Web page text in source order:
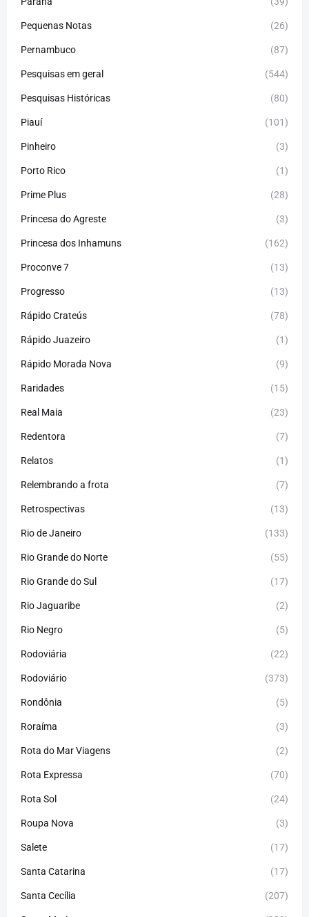
Pequenas Notas (26)
Pernambuco (87)
Pesquisas em geral (544)
Pesquisas Históricas (80)
Piauí (101)
Pinheiro (3)
Porto Rico (1)
Prime Plus (28)
Princesa do Agreste (3)
Princesa dos Inhamuns (162)
Proconve 7 (13)
Progresso (13)
Rápido Crateús (78)
Rápido Juazeiro (1)
Rápido Morada Nova (9)
Raridades (15)
Real Maia (23)
Redentora (7)
Relatos (1)
Relembrando a frota (7)
Retrospectivas (13)
Rio de Janeiro (133)
Rio Grande do Norte (55)
Rio Grande do Sul (17)
Rio Jaguaribe (2)
Rio Negro (5)
Rodoviária (22)
Rodoviário (373)
Rondônia (5)
Roraíma (3)
Rota do Mar Viagens (2)
Rota Expressa (70)
Rota Sol (24)
Roupa Nova (3)
Salete (17)
Santa Catarina (17)
Santa Cecília (207)